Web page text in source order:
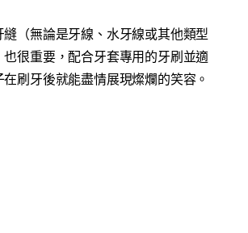
（無論是牙線、水牙線或其他類型
很重要，配合牙套專用的牙刷並適
刷牙後就能盡情展現燦爛的笑容。